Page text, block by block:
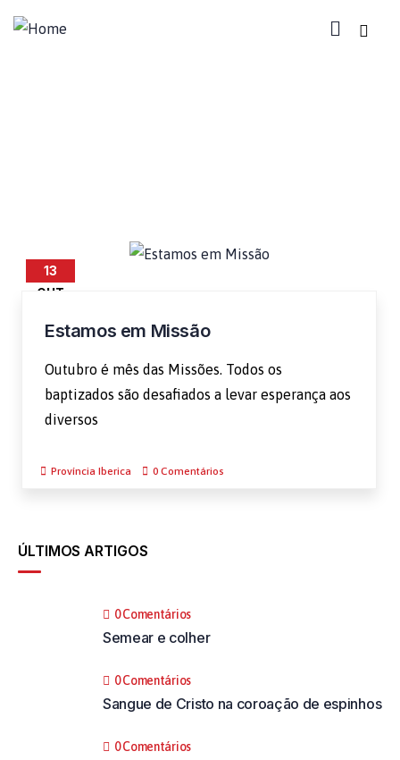
13
OUT
Estamos em Missão
Outubro é mês das Missões. Todos os
baptizados são desafiados a levar esperança aos
diversos
Província Iberica 0 Comentários
ÚLTIMOS ARTIGOS
0 Comentários
Semear e colher
0 Comentários
Sangue de Cristo na coroação de espinhos
0 Comentários